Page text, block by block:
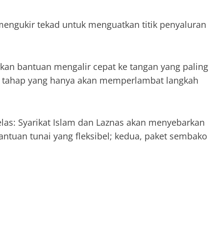
tekad untuk menguatkan titik penyaluran
bantuan mengalir cepat ke tangan yang paling
yang hanya akan memperlambat langkah
Syarikat Islam dan Laznas akan menyebarkan
tunai yang fleksibel; kedua, paket sembako